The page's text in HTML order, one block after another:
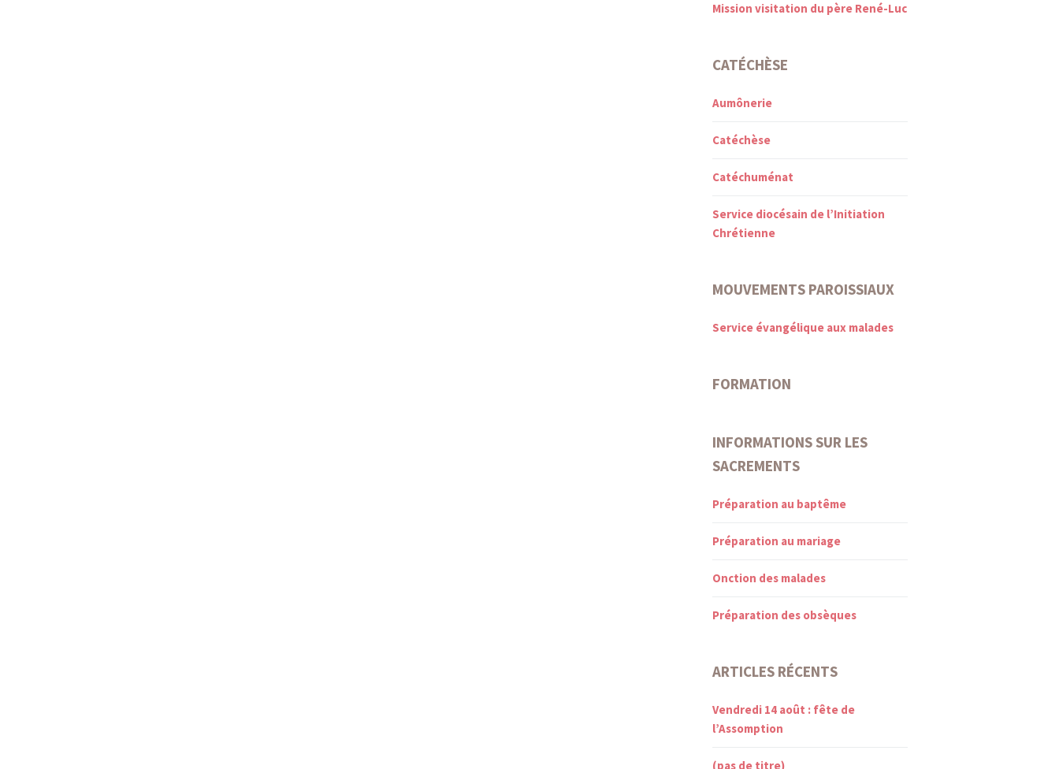
Mission visitation du père René-Luc
CATÉCHÈSE
Aumônerie
Catéchèse
Catéchuménat
Service diocésain de l’Initiation
Chrétienne
MOUVEMENTS PAROISSIAUX
Service évangélique aux malades
FORMATION
INFORMATIONS SUR LES
SACREMENTS
Préparation au baptême
Préparation au mariage
Onction des malades
Préparation des obsèques
ARTICLES RÉCENTS
Vendredi 14 août : fête de
l’Assomption
(pas de titre)